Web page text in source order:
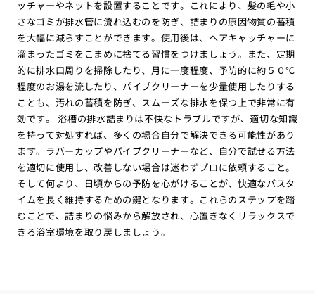
ッチャーやネットを設置することです。これにより、髪の毛や小
さなゴミが排水管に流れ込むのを防ぎ、詰まりの原因物質の蓄積
を大幅に減らすことができます。使用後は、ヘアキャッチャーに
溜まったゴミをこまめに捨てる習慣をつけましょう。また、定期
的に排水口周りを掃除したり、月に一度程度、予防的に約５０℃
程度のお湯を流したり、パイプクリーナーを少量使用したりする
ことも、汚れの蓄積を防ぎ、スムーズな排水を保つ上で非常に有
効です。 浴槽の排水詰まりは不快なトラブルですが、適切な知識
を持って対処すれば、多くの場合自分で解決できる可能性があり
ます。ラバーカップやパイプクリーナーなど、自分で試せる方法
を適切に使用し、改善しない場合は迷わずプロに依頼すること。
そして何より、日頃からの予防を心がけることが、快適なバスタ
イムを長く維持するための鍵となります。これらのステップを踏
むことで、詰まりの悩みから解放され、心置きなくリラックスで
きる浴室環境を取り戻しましょう。